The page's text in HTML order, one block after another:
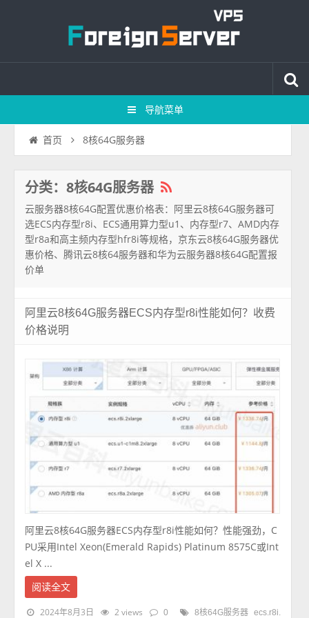
导航菜单
首页 8核64G服务器
分类：8核64G服务器
云服务器8核64G配置优惠价格表：阿里云8核64G服务器可
选ECS内存型r8i、ECS通用算力型u1、内存型r7、AMD内存
型r8a和高主频内存型hfr8i等规格，京东云8核64G服务器优
惠价格、腾讯云8核64服务器和华为云服务器8核64G配置报
价单
阿里云8核64G服务器ECS内存型r8i性能如何？收费
价格说明
阿里云8核64G服务器ECS内存型r8i性能如何？性能强劲，C
PU采用Intel Xeon(Emerald Rapids) Platinum 8575C或Int
el X ...
阅读全文
2024年8月3日 2 views 0 8核64G服务器 ecs.r8i.